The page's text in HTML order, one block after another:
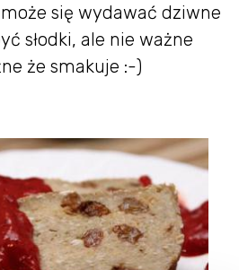
się wydawać dziwne
słodki, ale nie ważne
że smakuje :-)